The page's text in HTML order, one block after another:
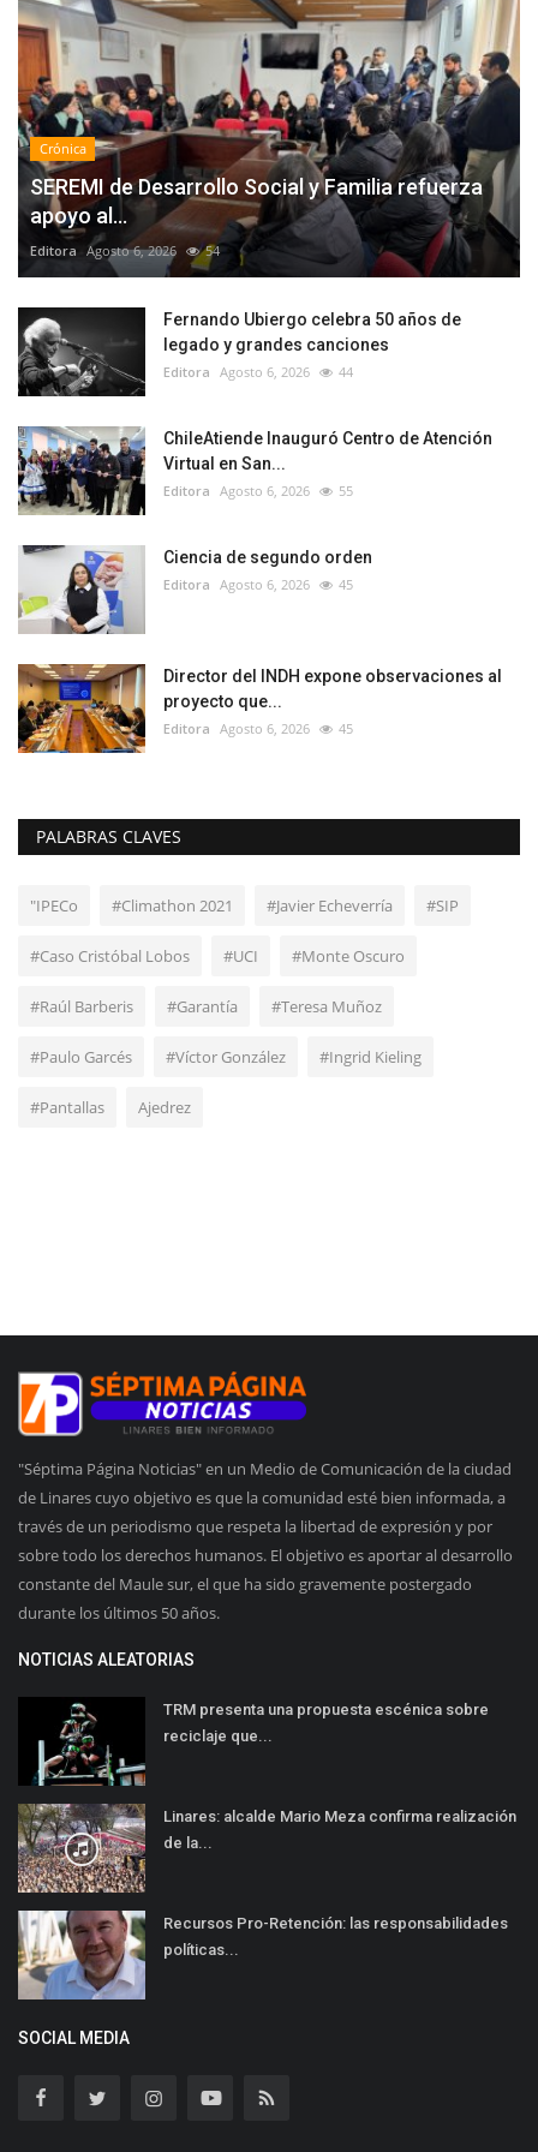
Crónica
SEREMI de Desarrollo Social y Familia refuerza
apoyo al...
Editora Agosto 6, 2026 54
Fernando Ubiergo celebra 50 años de
legado y grandes canciones
Editora Agosto 6, 2026 44
ChileAtiende Inauguró Centro de Atención
Virtual en San...
Editora Agosto 6, 2026 55
Ciencia de segundo orden
Editora Agosto 6, 2026 45
Director del INDH expone observaciones al
proyecto que...
Editora Agosto 6, 2026 45
PALABRAS CLAVES
"IPECo #Climathon 2021 #Javier Echeverría #SIP
#Caso Cristóbal Lobos #UCI #Monte Oscuro
#Raúl Barberis #Garantía #Teresa Muñoz
#Paulo Garcés #Víctor González #Ingrid Kieling
#Pantallas Ajedrez
"Séptima Página Noticias" en un Medio de Comunicación de la ciudad
de Linares cuyo objetivo es que la comunidad esté bien informada, a
través de un periodismo que respeta la libertad de expresión y por
sobre todo los derechos humanos. El objetivo es aportar al desarrollo
constante del Maule sur, el que ha sido gravemente postergado
durante los últimos 50 años.
NOTICIAS ALEATORIAS
TRM presenta una propuesta escénica sobre
reciclaje que...
Linares: alcalde Mario Meza confirma realización
de la...
Recursos Pro-Retención: las responsabilidades
políticas...
SOCIAL MEDIA